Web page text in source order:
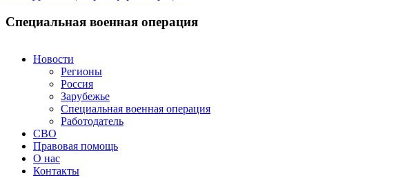
Специальная военная операция
Новости
Регионы
Россия
Зарубежье
Специальная военная операция
Работодатель
СВО
Правовая помощь
О нас
Контакты